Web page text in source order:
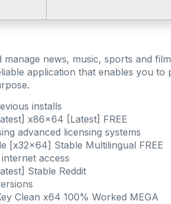
news, music, sports and
application that enables you
installs
x86x64 [Latest] FREE
advanced licensing systems
[x32x64] Stable Multilingual FREE
access
Stable Reddit
Clean x64 100% Worked MEGA